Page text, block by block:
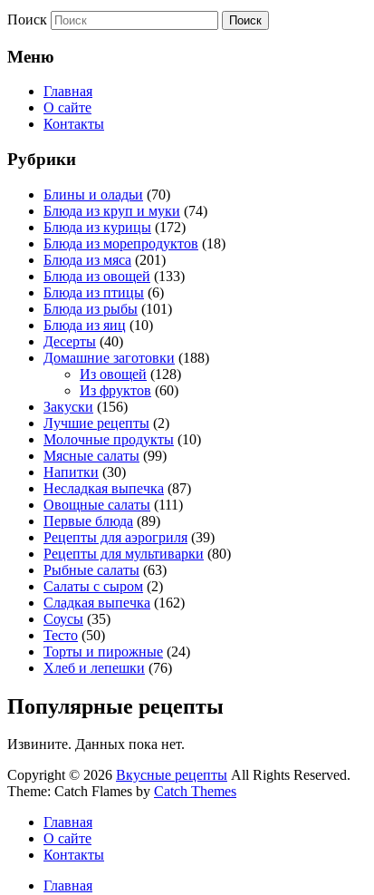
Поиск
Меню
Главная
О сайте
Контакты
Рубрики
Блины и оладьи (70)
Блюда из круп и муки (74)
Блюда из курицы (172)
Блюда из морепродуктов (18)
Блюда из мяса (201)
Блюда из овощей (133)
Блюда из птицы (6)
Блюда из рыбы (101)
Блюда из яиц (10)
Десерты (40)
Домашние заготовки (188)
Из овощей (128)
Из фруктов (60)
Закуски (156)
Лучшие рецепты (2)
Молочные продукты (10)
Мясные салаты (99)
Напитки (30)
Несладкая выпечка (87)
Овощные салаты (111)
Первые блюда (89)
Рецепты для аэрогриля (39)
Рецепты для мультиварки (80)
Рыбные салаты (63)
Салаты с сыром (2)
Сладкая выпечка (162)
Соусы (35)
Тесто (50)
Торты и пирожные (24)
Хлеб и лепешки (76)
Популярные рецепты
Извините. Данных пока нет.
Copyright © 2026 Вкусные рецепты All Rights Reserved.
Theme: Catch Flames by Catch Themes
Главная
О сайте
Контакты
Главная